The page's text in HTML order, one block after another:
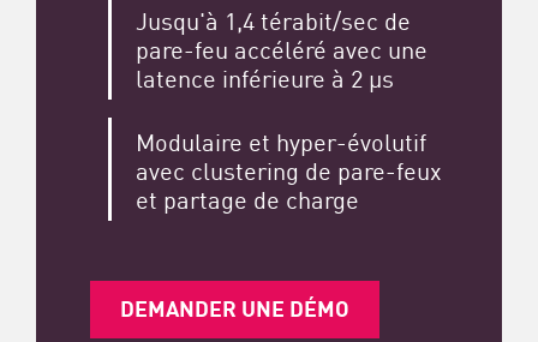
Jusqu'à 1,4 térabit/sec de
pare-feu accéléré avec une
latence inférieure à 2 μs
Modulaire et hyper-évolutif
avec clustering de pare-feux
et partage de charge
DEMANDER UNE DÉMO